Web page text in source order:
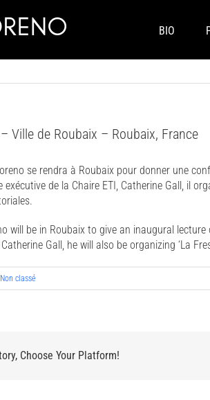
BIO
Ville de Roubaix – Roubaix, France
se rendra à Roubaix pour donner une
exécutive de la Chaire ETI, Catherine Gall, il
will be in Roubaix to give an inaugural
Gall, he will also be organizing ‘La
Non classé
Choose Your Platform!